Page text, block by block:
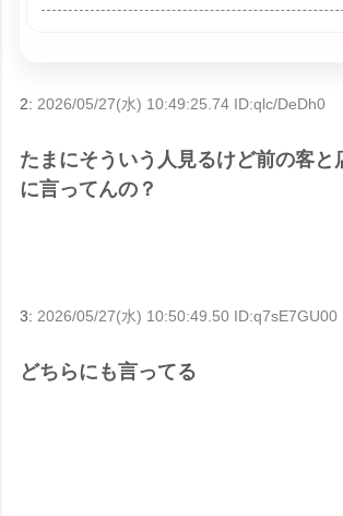
2: 2026/05/27(水) 10:49:25.74 ID:qlc/DeDh0
たまにそういう人見るけど前の客と
に言ってんの？
3: 2026/05/27(水) 10:50:49.50 ID:q7sE7GU00
どちらにも言ってる